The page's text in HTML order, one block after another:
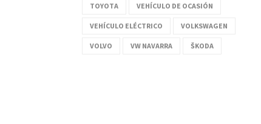
TOYOTA VEHÍCULO DE OCASIÓN
VEHÍCULO ELÉCTRICO VOLKSWAGEN
VOLVO VW NAVARRA ŠKODA